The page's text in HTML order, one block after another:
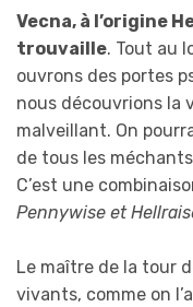
Vecna, à l’origine
trouvaille. Tout au
ouvrons des portes
nous découvrions la
malveillant. On
de tous les
C’est une
Pennywise et
Le maître de la tour
vivants, comme on